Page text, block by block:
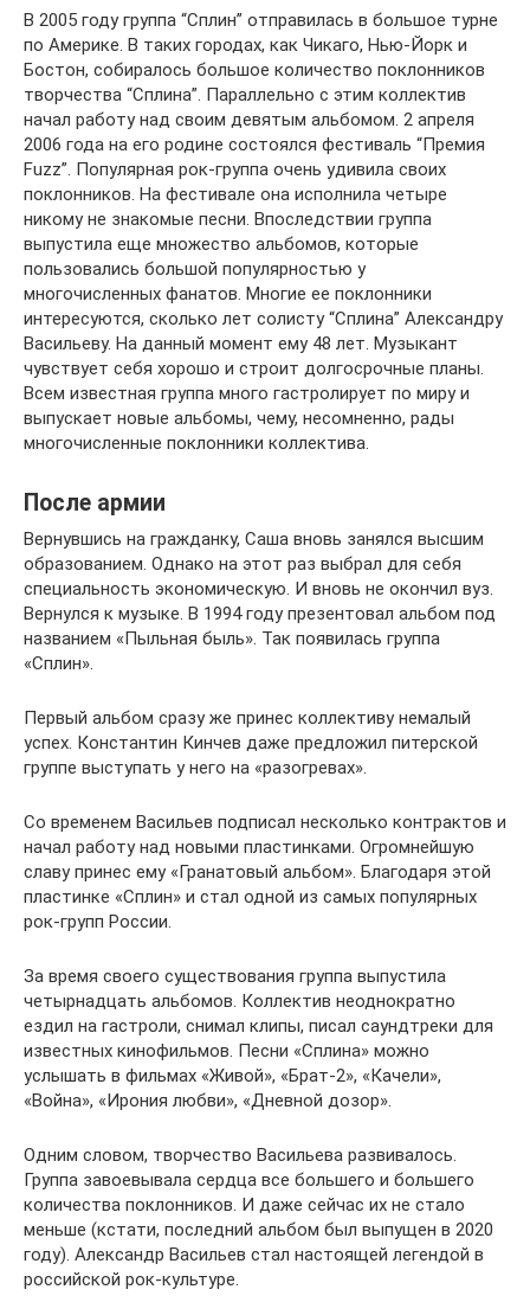
В 2005 году группа “Сплин” отправилась в большое турне
по Америке. В таких городах, как Чикаго, Нью-Йорк и
Бостон, собиралось большое количество поклонников
творчества “Сплина”. Параллельно с этим коллектив
начал работу над своим девятым альбомом. 2 апреля
2006 года на его родине состоялся фестиваль “Премия
Fuzz”. Популярная рок-группа очень удивила своих
поклонников. На фестивале она исполнила четыре
никому не знакомые песни. Впоследствии группа
выпустила еще множество альбомов, которые
пользовались большой популярностью у
многочисленных фанатов. Многие ее поклонники
интересуются, сколько лет солисту “Сплина” Александру
Васильеву. На данный момент ему 48 лет. Музыкант
чувствует себя хорошо и строит долгосрочные планы.
Всем известная группа много гастролирует по миру и
выпускает новые альбомы, чему, несомненно, рады
многочисленные поклонники коллектива.
После армии
Вернувшись на гражданку, Саша вновь занялся высшим
образованием. Однако на этот раз выбрал для себя
специальность экономическую. И вновь не окончил вуз.
Вернулся к музыке. В 1994 году презентовал альбом под
названием «Пыльная быль». Так появилась группа
«Сплин».
Первый альбом сразу же принес коллективу немалый
успех. Константин Кинчев даже предложил питерской
группе выступать у него на «разогревах».
Со временем Васильев подписал несколько контрактов и
начал работу над новыми пластинками. Огромнейшую
славу принес ему «Гранатовый альбом». Благодаря этой
пластинке «Сплин» и стал одной из самых популярных
рок-групп России.
За время своего существования группа выпустила
четырнадцать альбомов. Коллектив неоднократно
ездил на гастроли, снимал клипы, писал саундтреки для
известных кинофильмов. Песни «Сплина» можно
услышать в фильмах «Живой», «Брат-2», «Качели»,
«Война», «Ирония любви», «Дневной дозор».
Одним словом, творчество Васильева развивалось.
Группа завоевывала сердца все большего и большего
количества поклонников. И даже сейчас их не стало
меньше (кстати, последний альбом был выпущен в 2020
году). Александр Васильев стал настоящей легендой в
российской рок-культуре.